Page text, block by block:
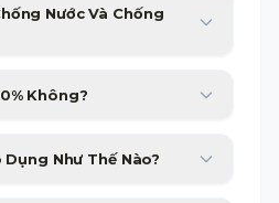
Nước Và Chống
chống nước, chống bụi cao cấp,
trong nhiều điều kiện thời tiết.
Không?
góp 0% qua thẻ tín dụng và các
duyệt nhanh gọn trong 15 phút.
Dụng Như Thế Nào?